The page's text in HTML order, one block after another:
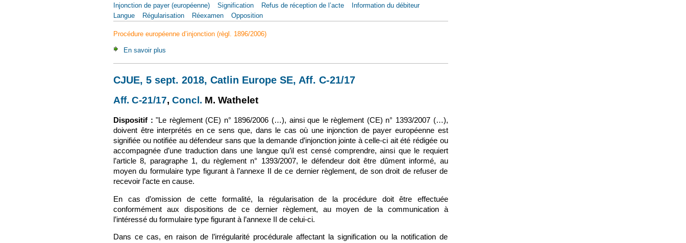
Injonction de payer (européenne)
Signification Refus de réception de l’acte
Information du débiteur
Langue
Régularisation Réexamen Opposition
Procédure européenne d’injonction (règl. 1896/2006)
En savoir plus
CJUE, 5 sept. 2018, Catlin Europe SE, Aff. C-21/17
Aff. C-21/17(le lien est externe)
, Concl. (le lien est externe)
M. Wathelet
Dispositif : "Le règlement (CE) n° 1896/2006 (…), ainsi que le règlement (CE) n° 1393/2007 (…),
doivent être interprétés en ce sens que, dans le cas où une injonction de payer européenne est
signifiée ou notifiée au défendeur sans que la demande d’injonction jointe à celle‑ci ait été rédigée ou
accompagnée d’une traduction dans une langue qu’il est censé comprendre, ainsi que le requiert
l’article 8, paragraphe 1, du règlement n° 1393/2007, le défendeur doit être dûment informé, au
moyen du formulaire type figurant à l’annexe II de ce dernier règlement, de son droit de refuser de
recevoir l’acte en cause.
En cas d’omission de cette formalité, la régularisation de la procédure doit être effectuée
conformément aux dispositions de ce dernier règlement, au moyen de la communication à
l’intéressé du formulaire type figurant à l’annexe II de celui-ci.
Dans ce cas, en raison de l’irrégularité procédurale affectant la signification ou la notification de